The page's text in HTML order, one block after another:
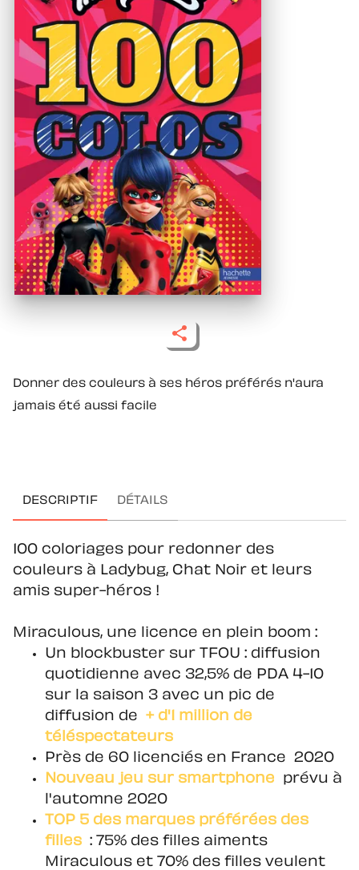
Donner des couleurs à ses héros préférés n'aura
jamais été aussi facile
DESCRIPTIF DÉTAILS
100 coloriages pour redonner des
couleurs à Ladybug, Chat Noir et leurs
amis super-héros !
Miraculous, une licence en plein boom :
Un blockbuster sur TFOU : diffusion
quotidienne avec 32,5% de PDA 4-10
sur la saison 3 avec un pic de
diffusion de + d'1 million de
téléspectateurs
Près de 60 licenciés en France 2020
Nouveau jeu sur smartphone prévu à
l'automne 2020
TOP 5 des marques préférées des
filles : 75% des filles aiments
Miraculous et 70% des filles veulent